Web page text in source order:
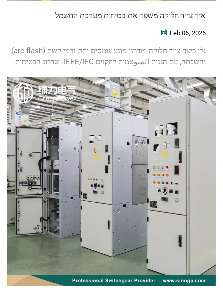
איך ציוד חלוקה משפר את בטיחות מערכת החשמל
Feb 06, 2026
גלו כיצד ציוד חלוקה מודרני מונע עומסים יתר, זרמי קשת (arc flash)
והשבתה, עם הגנות المتوאמות לתקנים IEEE/IEC. שדרוג הבטיחות